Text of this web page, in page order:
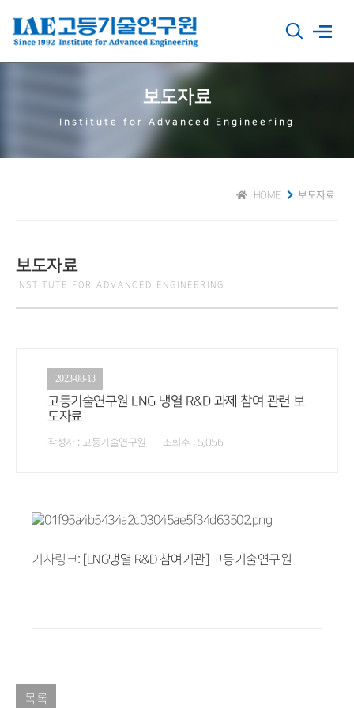
보도자료
Institute for Advanced Engineering
보도자료
HOME
보도자료
INSTITUTE FOR ADVANCED ENGINEERING
2023-08-13
고등기술연구원 LNG 냉열 R&D 과제 참여 관련 보
도자료
작성자 : 고등기술연구원 조회수 : 5,056
기사링크: [LNG냉열 R&D 참여기관] 고등기술연구원
목록